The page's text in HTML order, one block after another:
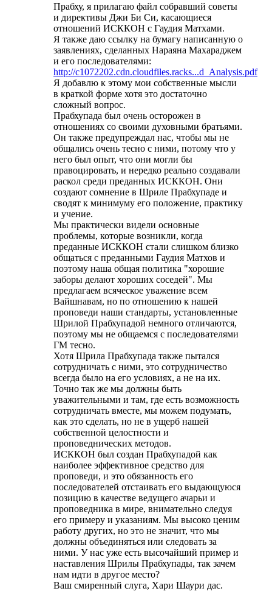
Прабху, я прилагаю файл собравший советы
и директивы Джи Би Си, касающиеся
отношений ИСККОН с Гаудия Матхами.
Я также даю ссылку на бумагу написанную о
заявлениях, сделанных Нараяна Махараджем
и его последователями:
http://c1072202.cdn.cloudfiles.racks...d_Analysis.pdf
Я добавлю к этому мои собственные мысли
в краткой форме хотя это достаточно
сложный вопрос.
Прабхупада был очень осторожен в
отношениях со своими духовными братьями.
Он также предупреждал нас, чтобы мы не
общались очень тесно с ними, потому что у
него был опыт, что они могли бы
правоцировать, и нередко реально создавали
раскол среди преданных ИСККОН. Они
создают сомнение в Шриле Прабхупаде и
сводят к минимуму его положение, практику
и учение.
Мы практически видели основные
проблемы, которые возникли, когда
преданные ИСККОН стали слишком близко
общаться с преданными Гаудия Матхов и
поэтому наша общая политика "хорошие
заборы делают хороших соседей". Мы
предлагаем всяческое уважение всем
Вайшнавам, но по отношению к нашей
проповеди наши стандарты, установленные
Шрилой Прабхупадой немного отличаются,
поэтому мы не общаемся с последователями
ГM тесно.
Хотя Шрила Прабхупада также пытался
сотрудничать с ними, это сотрудничество
всегда было на его условиях, а не на их.
Точно так же мы должны быть
уважительными и там, где есть возможность
сотрудничать вместе, мы можем подумать,
как это сделать, но не в ущерб нашей
собственной целостности и
проповеднических методов.
ИСККОН был создан Прабхупадой как
наиболее эффективное средство для
проповеди, и это обязанность его
последователей отстаивать его выдающуюся
позицию в качестве ведущего ачарьи и
проповедника в мире, внимательно следуя
его примеру и указаниям. Мы высоко ценим
работу других, но это не значит, что мы
должны объединяться или следовать за
ними. У нас уже есть высочайший пример и
наставления Шрилы Прабхупады, так зачем
нам идти в другое место?
Ваш смиренный слуга, Хари Шаури дас.